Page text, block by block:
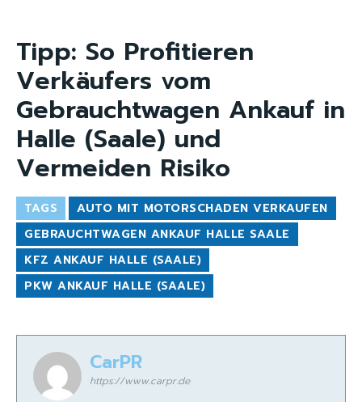
Tipp: So Profitieren
Verkäufers vom
Gebrauchtwagen Ankauf in
Halle (Saale) und
Vermeiden Risiko
TAGS
AUTO MIT MOTORSCHADEN VERKAUFEN
GEBRAUCHTWAGEN ANKAUF HALLE SAALE
KFZ ANKAUF HALLE (SAALE)
PKW ANKAUF HALLE (SAALE)
CarPR
https://www.carpr.de